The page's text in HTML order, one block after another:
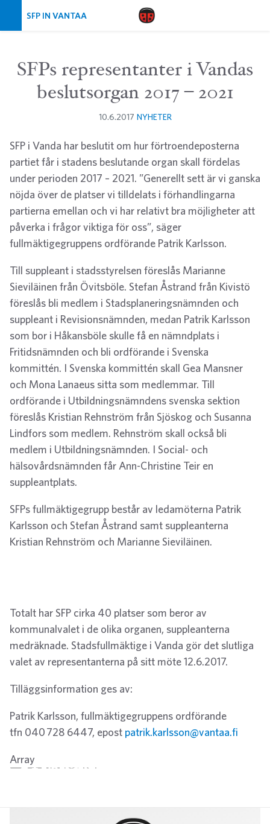
SFP IN VANTAA
SFPs representanter i Vandas
beslutsorgan 2017 – 2021
10.6.2017 NYHETER
SFP i Vanda har beslutit om hur förtroendeposterna
partiet får i stadens beslutande organ skall fördelas
under perioden 2017 – 2021. ”Generellt sett är vi ganska
nöjda över de platser vi tilldelats i förhandlingarna
partierna emellan och vi har relativt bra möjligheter att
påverka i frågor viktiga för oss”, säger
fullmäktigegruppens ordförande Patrik Karlsson.
Till suppleant i stadsstyrelsen föreslås Marianne
Sieviläinen från Övitsböle. Stefan Åstrand från Kivistö
föreslås bli medlem i Stadsplaneringsnämnden och
suppleant i Revisionsnämnden, medan Patrik Karlsson
som bor i Håkansböle skulle få en nämndplats i
Fritidsnämnden och bli ordförande i Svenska
kommittén. I Svenska kommittén skall Gea Mansner
och Mona Lanaeus sitta som medlemmar. Till
ordförande i Utbildningsnämndens svenska sektion
föreslås Kristian Rehnström från Sjöskog och Susanna
Lindfors som medlem. Rehnström skall också bli
medlem i Utbildningsnämnden. I Social- och
hälsovårdsnämnden får Ann-Christine Teir en
suppleantplats.
SFPs fullmäktigegrupp består av ledamöterna Patrik
Karlsson och Stefan Åstrand samt suppleanterna
Kristian Rehnström och Marianne Sieviläinen.
Totalt har SFP cirka 40 platser som beror av
kommunalvalet i de olika organen, suppleanterna
medräknade. Stadsfullmäktige i Vanda gör det slutliga
valet av representanterna på sitt möte 12.6.2017.
Tilläggsinformation ges av:
Patrik Karlsson, fullmäktigegruppens ordförande
tfn 040 728 6447, epost patrik.karlsson@vantaa.fi
Array